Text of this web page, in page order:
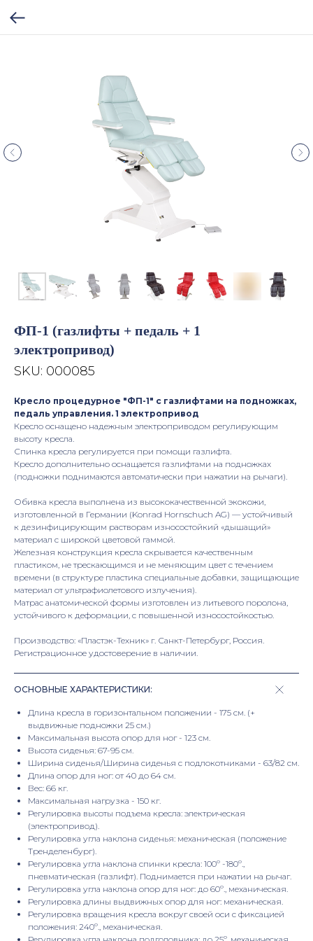
ФП-1 (газлифты + педаль + 1
электропривод)
SKU: 000085
Кресло процедурное "ФП-1" с газлифтами на подножках,
педаль управления. 1 электропривод
Кресло оснащено надежным электроприводом регулирующим
высоту кресла.
Спинка кресла регулируется при помощи газлифта.
Кресло дополнительно оснащается газлифтами на подножках
(подножки поднимаются автоматически при нажатии на рычаги).
Обивка кресла выполнена из высококачественной экокожи,
изготовленной в Германии (Konrad Hornschuch AG) — устойчивый
к дезинфицирующим растворам износостойкий «дышащий»
материал с широкой цветовой гаммой.
Железная конструкция кресла скрывается качественным
пластиком, не трескающимся и не меняющим цвет с течением
времени (в структуре пластика специальные добавки, защищающие
материал от ультрафиолетового излучения).
Матрас анатомической формы изготовлен из литьевого поролона,
устойчивого к деформации, с повышенной износостойкостью.
Производство: «Пластэк-Техник» г. Санкт-Петербург, Россия.
Регистрационное удостоверение в наличии.
ОСНОВНЫЕ ХАРАКТЕРИСТИКИ:
Длина кресла в горизонтальном положении - 175 см. (+
выдвижные подножки 25 см.)
Максимальная высота опор для ног - 123 см.
Высота сиденья: 67-95 см.
Ширина сиденья/Ширина сиденья с подлокотниками - 63/82 см.
Длина опор для ног: от 40 до 64 см.
Вес: 66 кг.
Максимальная нагрузка - 150 кг.
Регулировка высоты подъема кресла: электрическая
(электропривод).
Регулировка угла наклона сиденья: механическая (положение
Тренделенбург).
Регулировка угла наклона спинки кресла: 100º -180º.,
пневматическая (газлифт). Поднимается при нажатии на рычаг.
Регулировка угла наклона опор для ног: до 60º., механическая.
Регулировка длины выдвижных опор для ног: механическая.
Регулировка вращения кресла вокруг своей оси с фиксацией
положения: 240º., механическая.